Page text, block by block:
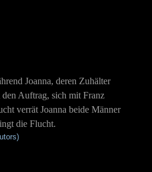
Joanna, deren Zuhälter
Auftrag, sich mit Franz
verrät Joanna beide Männer
die Flucht.